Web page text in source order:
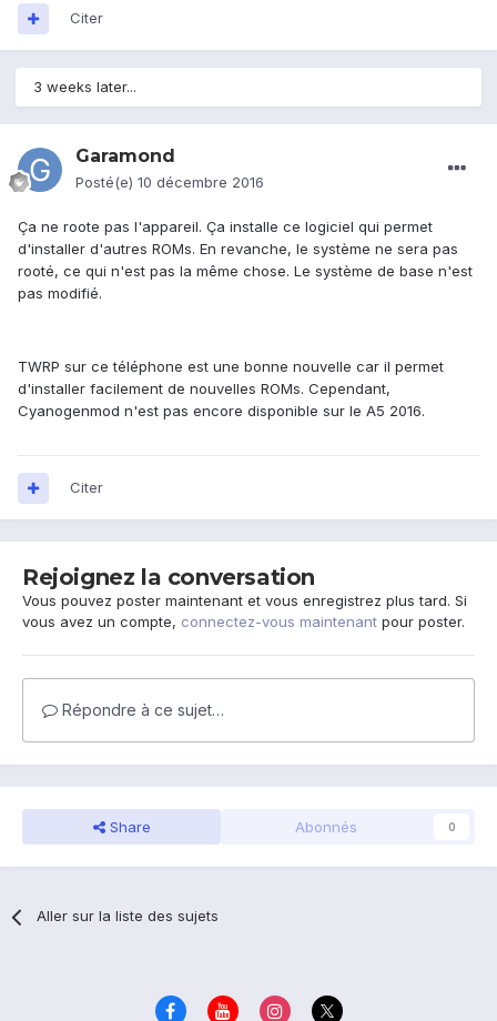
Citer
3 weeks later...
Garamond
Posté(e) 10 décembre 2016
Ça ne roote pas l'appareil. Ça installe ce logiciel qui permet
d'installer d'autres ROMs. En revanche, le système ne sera pas
rooté, ce qui n'est pas la même chose. Le système de base n'est
pas modifié.
TWRP sur ce téléphone est une bonne nouvelle car il permet
d'installer facilement de nouvelles ROMs. Cependant,
Cyanogenmod n'est pas encore disponible sur le A5 2016.
Citer
Rejoignez la conversation
Vous pouvez poster maintenant et vous enregistrez plus tard. Si
vous avez un compte, connectez-vous maintenant pour poster.
Répondre à ce sujet…
Share Abonnés 0
Aller sur la liste des sujets